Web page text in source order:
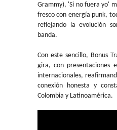
Grammy), 'Si no fuera yo'
fresco con energía punk,
reflejando la evolución
banda.
Con este sencillo, Bonus
gira, con presentaciones
internacionales,
conexión honesta y
Colombia y Latinoamérica.